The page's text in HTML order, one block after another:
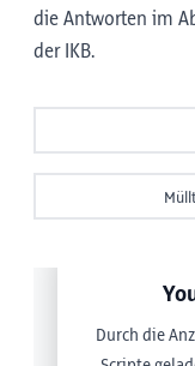
die Antworten im
der IKB.
Durch die